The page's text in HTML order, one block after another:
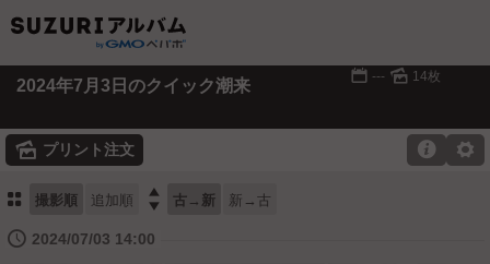
2024年7月3日のクイック潮来 📅 --- 🌄 14枚
🌄 プリント注文 ⚙

⚏ 撮影順 追加順  古→新 新→古
🕔 2024/07/03 14:00